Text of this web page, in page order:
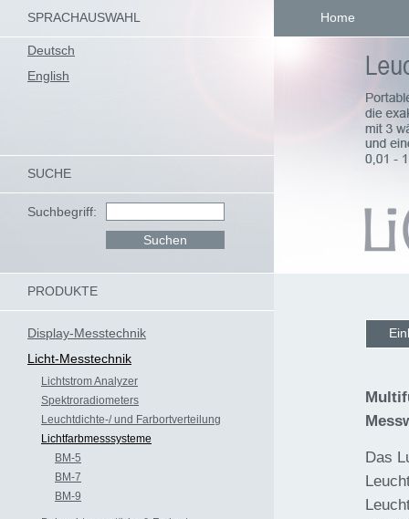
SPRACHAUSWAHL
Deutsch
English
SUCHE
Suchbegriff:
Home
PRODUKTE
Display-Messtechnik
Licht-Messtechnik
Lichtstrom Analyzer
Spektroradiometers
Leuchtdichte-/ und Farbortverteilung
Lichtfarbmesssysteme
BM-5
BM-7
BM-9
Das